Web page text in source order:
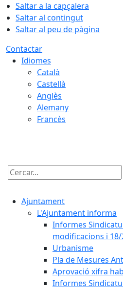
Saltar a la capçalera
Saltar al contingut
Saltar al peu de pàgina
Contactar
Idiomes
Català
Castellà
Anglès
Alemany
Francès
Cercar:
Ajuntament
L'Ajuntament informa
Informes
modificacions i 18/
Urbanisme
Pla de Mesures
Aprovació xifra
Informes